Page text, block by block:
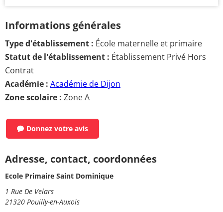
Informations générales
Type d'établissement : École maternelle et primaire
Statut de l'établissement : Établissement Privé Hors
Contrat
Académie : Académie de Dijon
Zone scolaire : Zone A
Donnez votre avis
Adresse, contact, coordonnées
Ecole Primaire Saint Dominique
1 Rue De Velars
21320 Pouilly-en-Auxois